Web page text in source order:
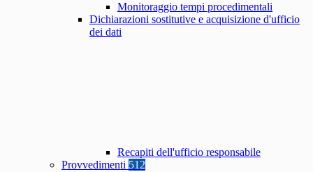
Monitoraggio tempi procedimentali
Dichiarazioni sostitutive e acquisizione d'ufficio
dei dati
Recapiti dell'ufficio responsabile
Provvedimenti 512